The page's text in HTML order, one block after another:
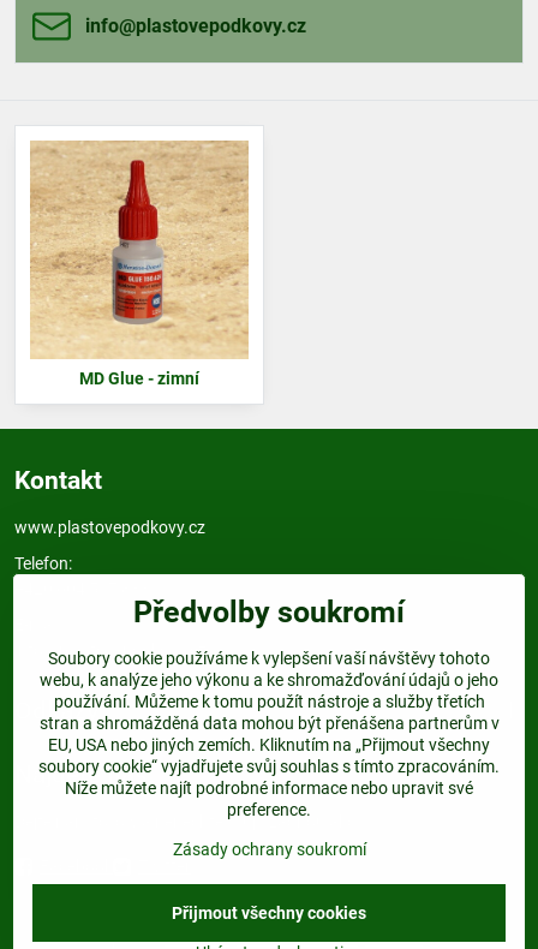
info​@plastovepodkovy​.cz
MD Glue - zimní
Kontakt
www.plastovepodkovy.cz
Telefon:
info@plastovepodkovy.cz
Odkazy
Najdete nás:
Dejte nám follow a nenechte si ujít žádnou akci.
©2026CopyrightPředvolby soukromíZásady ochrany soukromí
Předvolby soukromí
Soubory cookie používáme k vylepšení vaší návštěvy tohoto
webu, k analýze jeho výkonu a ke shromažďování údajů o jeho
používání. Můžeme k tomu použít nástroje a služby třetích
stran a shromážděná data mohou být přenášena partnerům v
EU, USA nebo jiných zemích. Kliknutím na „Přijmout všechny
soubory cookie“ vyjadřujete svůj souhlas s tímto zpracováním.
Níže můžete najít podrobné informace nebo upravit své
preference.
Zásady ochrany soukromí
Přijmout všechny cookies